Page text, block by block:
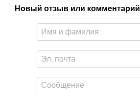
Новый отзыв или комментарий